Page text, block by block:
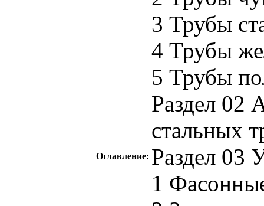
Оглавление:
3 Трубы
4 Трубы
5 Трубы
Раздел 02
стальных
Раздел 03
1